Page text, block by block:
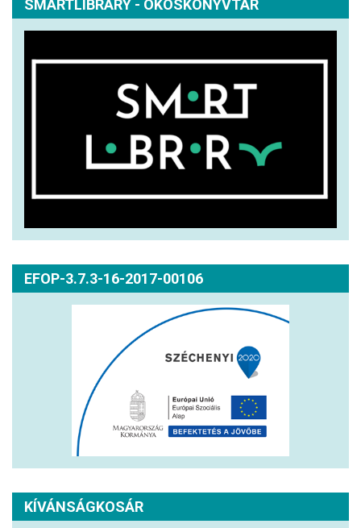
SMARTLIBRARY - OKOSKÖNYVTÁR
EFOP-3.7.3-16-2017-00106
KÍVÁNSÁGKOSÁR